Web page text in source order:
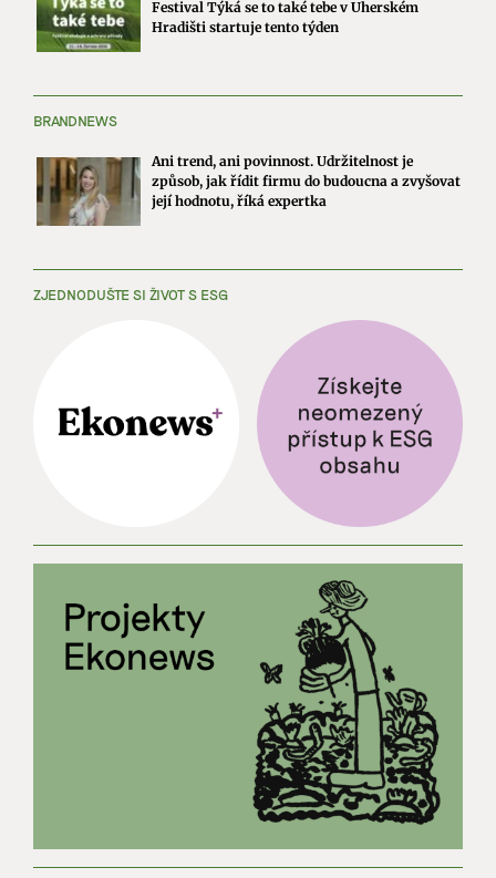
Festival Týká se to také tebe v Uherském
Hradišti startuje tento týden
BRANDNEWS
Ani trend, ani povinnost. Udržitelnost je
způsob, jak řídit firmu do budoucna a zvyšovat
její hodnotu, říká expertka
ZJEDNODUŠTE SI ŽIVOT S ESG